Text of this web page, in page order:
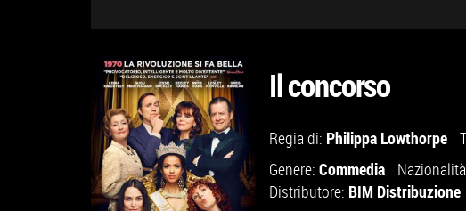
Il concorso
Regia di: Philippa Lowthorpe
Genere: Commedia
Distributore: BIM Distribuzione